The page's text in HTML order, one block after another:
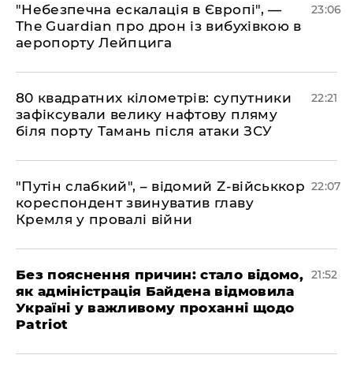
​"Небезпечна ескалація в Європі", —
The Guardian про дрон із вибухівкою в
аеропорту Лейпцига
23:06
​80 квадратних кілометрів: супутники
зафіксували велику нафтову пляму
біля порту Тамань після атаки ЗСУ
22:21
"Путін слабкий", – відомий Z-військкор
кореспондент звинуватив главу
Кремля у провалі війни
22:07
​Без пояснення причин: стало відомо,
як адміністрація Байдена відмовила
Україні у важливому проханні щодо
Patriot
21:52